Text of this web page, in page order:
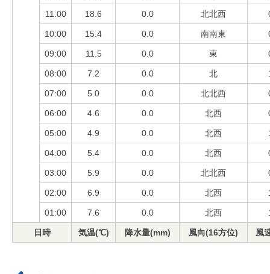
11:00 18.6 0.0 北北西
10:00 15.4 0.0 南南東
09:00 11.5 0.0 東
08:00 7.2 0.0 北
07:00 5.0 0.0 北北西
06:00 4.6 0.0 北西
05:00 4.9 0.0 北西
04:00 5.4 0.0 北西
03:00 5.9 0.0 北北西
02:00 6.9 0.0 北西
01:00 7.6 0.0 北西
日時 気温(℃) 降水量(mm) 風向(16方位) 風